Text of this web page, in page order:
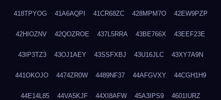
418TPYOG 41A6AQPI 41CR68ZC 428MPM7O 42EW9PZP
42HIOZNV 42QOZROE 437L5RRA 43BE766X 43EEF23E
43IP3TZ3 43OJ1AEY 43SSFXBJ 43U16JLC 43XY7A9N
441OKOJO 4474ZR0W 4489NF37 44AFGVXY 44CGH1H9
44E14L85 44VA5KJF 44XI8AFW 45A3IPS9 4601IURZ